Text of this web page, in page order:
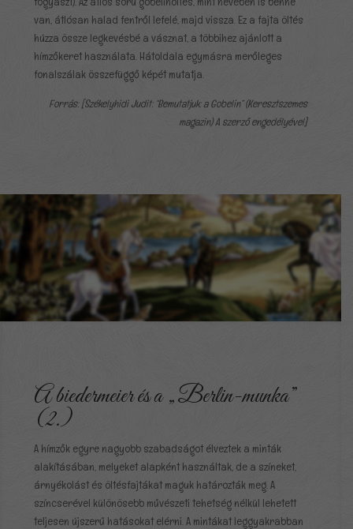
van, átlósan halad fentről lefelé, majd vissza. Ez a fajta öltés
húzza össze legkevésbé a vásznat, a többihez ajánlott a
hímzőkeret használata. Hátoldala egymásra merőleges
fonalszálak összefüggő képét mutatja.
Forrás: [Székelyhidi Judit: “Bemutatjuk: a Gobelin” (Keresztszemes
magazin) A szerző engedélyével]
A biedermeier és a „Berlin-munka”
(2.)
A hímzők egyre nagyobb szabadságot élveztek a minták
alakításában, melyeket alapként használtak, de a színeket,
árnyékolást és öltésfajtákat maguk határozták meg. A
színcserével különösebb művészeti tehetség nélkül lehetett
teljesen újszerű hatásokat elérni. A mintákat leggyakrabban